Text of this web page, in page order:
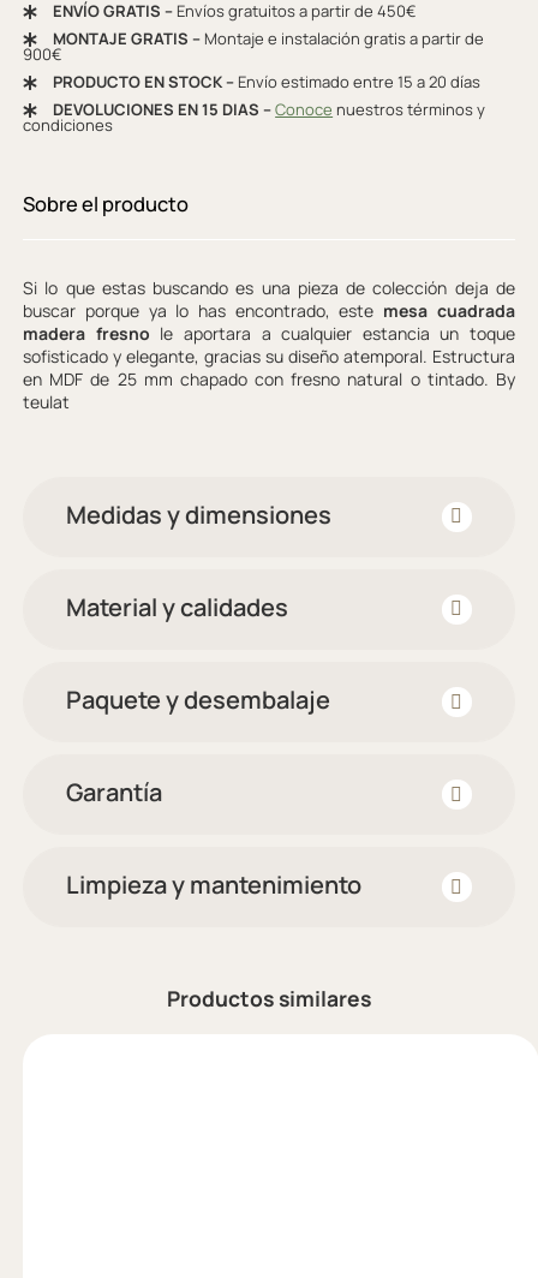
ENVÍO GRATIS – Envíos gratuitos a partir de 450€
MONTAJE GRATIS – Montaje e instalación gratis a partir de
900€
PRODUCTO EN STOCK – Envío estimado entre 15 a 20 días
DEVOLUCIONES EN 15 DIAS –Conoce nuestros términos y
condiciones
Sobre el producto
Si lo que estas buscando es una pieza de colección deja de
buscar porque ya lo has encontrado, este mesa cuadrada
madera fresno le aportara a cualquier estancia un toque
sofisticado y elegante, gracias su diseño atemporal. Estructura
en MDF de 25 mm chapado con fresno natural o tintado. By
teulat
Medidas y dimensiones
Material y calidades
Paquete y desembalaje
Garantía
Limpieza y mantenimiento
Productos similares